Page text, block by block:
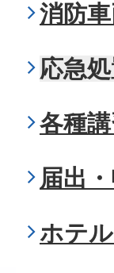
消防
応急
各種
届出
ホテ